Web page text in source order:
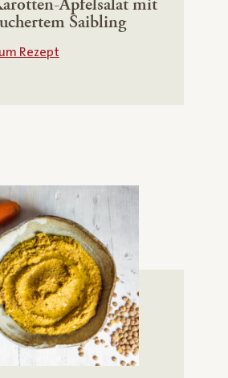
Saibling
Rezept